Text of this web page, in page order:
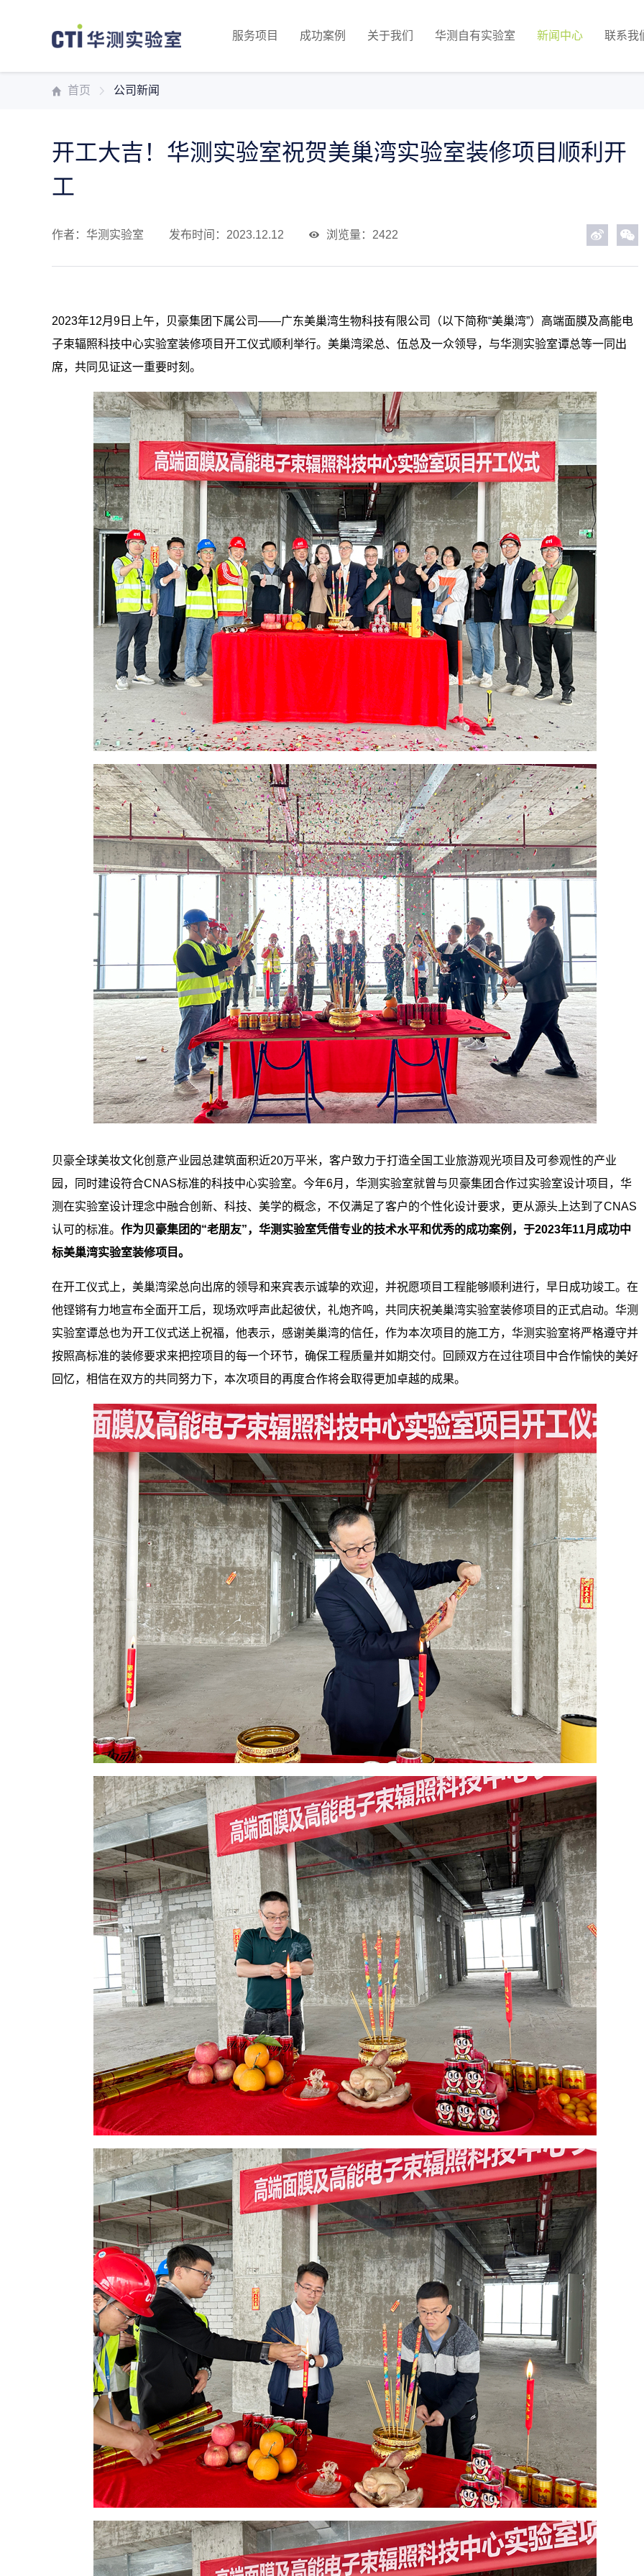
服务项目 成功案例 关于我们 华测自有实验室 新闻中心 联系我
首页 公司新闻
开工大吉！华测实验室祝贺美巢湾实验室装修项目顺利开
工
作者：华测实验室 发布时间：2023.12.12 浏览量：2422
2023年12月9日上午，贝豪集团下属公司——广东美巢湾生物科技有限公司（以下简称“美巢湾”）高端面膜及高能电
子束辐照科技中心实验室装修项目开工仪式顺利举行。美巢湾梁总、伍总及一众领导，与华测实验室谭总等一同出
席，共同见证这一重要时刻。
贝豪全球美妆文化创意产业园总建筑面积近20万平米，客户致力于打造全国工业旅游观光项目及可参观性的产业
园，同时建设符合CNAS标准的科技中心实验室。今年6月，华测实验室就曾与贝豪集团合作过实验室设计项目，华
测在实验室设计理念中融合创新、科技、美学的概念，不仅满足了客户的个性化设计要求，更从源头上达到了CNAS
认可的标准。 作为贝豪集团的“老朋友”，华测实验室凭借专业的技术水平和优秀的成功案例，于2023年11月成功中
标美巢湾实验室装修项目。
在开工仪式上，美巢湾梁总向出席的领导和来宾表示诚挚的欢迎，并祝愿项目工程能够顺利进行，早日成功竣工。在
他铿锵有力地宣布全面开工后，现场欢呼声此起彼伏，礼炮齐鸣，共同庆祝美巢湾实验室装修项目的正式启动。华测
实验室谭总也为开工仪式送上祝福，他表示，感谢美巢湾的信任，作为本次项目的施工方，华测实验室将严格遵守并
按照高标准的装修要求来把控项目的每一个环节，确保工程质量并如期交付。回顾双方在过往项目中合作愉快的美好
回忆，相信在双方的共同努力下， 本次项目的再度合作将会取得更加卓越的成果。